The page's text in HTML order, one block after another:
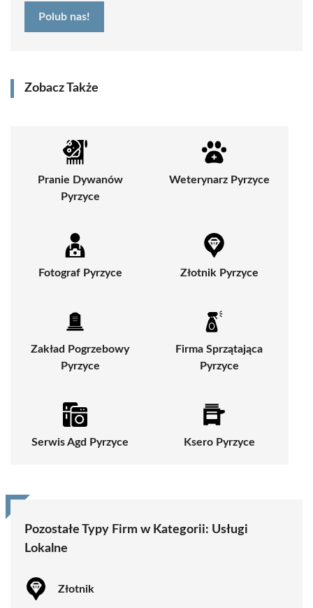
Polub nas!
Zobacz Także
Pranie Dywanów
Pyrzyce
Weterynarz Pyrzyce
Fotograf Pyrzyce Złotnik Pyrzyce
Zakład Pogrzebowy
Pyrzyce
Firma Sprzątająca
Pyrzyce
Serwis Agd Pyrzyce Ksero Pyrzyce
Pozostałe Typy Firm w Kategorii: Usługi
Lokalne
Złotnik